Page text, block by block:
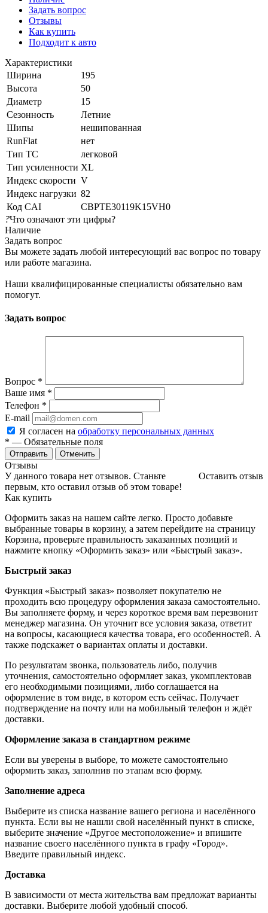
Задать вопрос
Отзывы
Как купить
Подходит к авто
Характеристики
Ширина
195
Высота
50
Диаметр
15
Сезонность
Летние
Шипы
нешипованная
RunFlat
нет
Тип ТС
легковой
Тип усиленности XL
Индекс скорости V
Индекс нагрузки 82
Код CAI
CBPTE30119K15VH0
?Что означают эти цифры?
Наличие
Задать вопрос
Вы можете задать любой интересующий вас вопрос по товару
или работе магазина.
Наши квалифицированные специалисты обязательно вам
помогут.
Задать вопрос
Вопрос *
Ваше имя *
Телефон *
E-mail
Я согласен на обработку персональных данных
* — Обязательные поля
Отменить
Отзывы
Оставить отзыв
У данного товара нет отзывов. Станьте
первым, кто оставил отзыв об этом товаре!
Как купить
Оформить заказ на нашем сайте легко. Просто добавьте
выбранные товары в корзину, а затем перейдите на страницу
Корзина, проверьте правильность заказанных позиций и
нажмите кнопку «Оформить заказ» или «Быстрый заказ».
Быстрый заказ
Функция «Быстрый заказ» позволяет покупателю не
проходить всю процедуру оформления заказа самостоятельно.
Вы заполняете форму, и через короткое время вам перезвонит
менеджер магазина. Он уточнит все условия заказа, ответит
на вопросы, касающиеся качества товара, его особенностей. А
также подскажет о вариантах оплаты и доставки.
По результатам звонка, пользователь либо, получив
уточнения, самостоятельно оформляет заказ, укомплектовав
его необходимыми позициями, либо соглашается на
оформление в том виде, в котором есть сейчас. Получает
подтверждение на почту или на мобильный телефон и ждёт
доставки.
Оформление заказа в стандартном режиме
Если вы уверены в выборе, то можете самостоятельно
оформить заказ, заполнив по этапам всю форму.
Заполнение адреса
Выберите из списка название вашего региона и населённого
пункта. Если вы не нашли свой населённый пункт в списке,
выберите значение «Другое местоположение» и впишите
название своего населённого пункта в графу «Город».
Введите правильный индекс.
Доставка
В зависимости от места жительства вам предложат варианты
доставки. Выберите любой удобный способ.